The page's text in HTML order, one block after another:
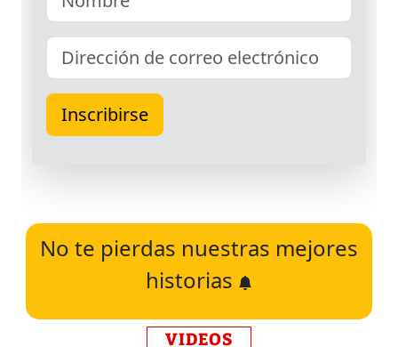
No te pierdas nuestras mejores
historias
VIDEOS